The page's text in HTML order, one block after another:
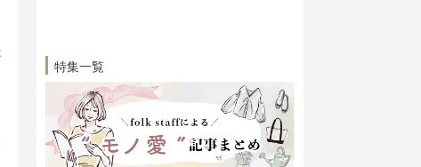
特集一覧